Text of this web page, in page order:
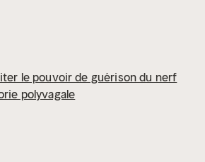
le pouvoir de guérison du nerf
polyvagale